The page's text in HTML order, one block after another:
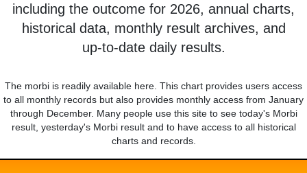
including the outcome for 2026, annual charts,
historical data, monthly result archives, and
up-to-date daily results.
The morbi is readily available here. This chart provides users access
to all monthly records but also provides monthly access from January
through December. Many people use this site to see today's Morbi
result, yesterday's Morbi result and to have access to all historical
charts and records.